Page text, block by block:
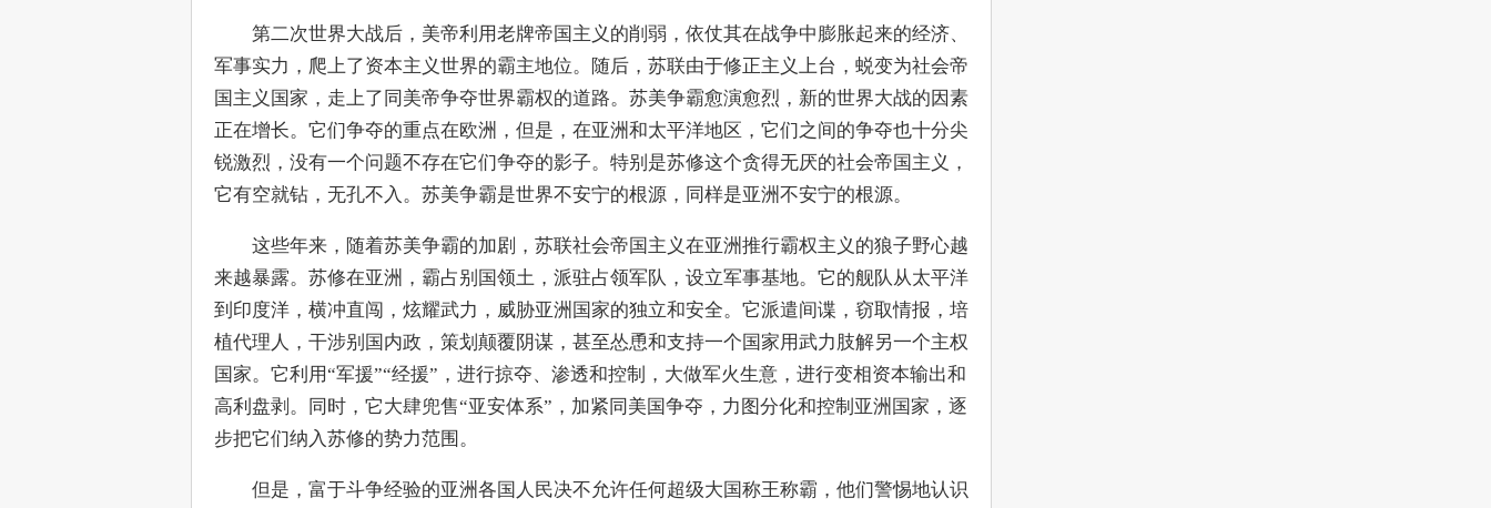
第二次世界大战后，美帝利用老牌帝国主义的削弱，依仗其在战争中膨胀起来的经济、
军事实力，爬上了资本主义世界的霸主地位。随后，苏联由于修正主义上台，蜕变为社会帝
国主义国家，走上了同美帝争夺世界霸权的道路。苏美争霸愈演愈烈，新的世界大战的因素
正在增长。它们争夺的重点在欧洲，但是，在亚洲和太平洋地区，它们之间的争夺也十分尖
锐激烈，没有一个问题不存在它们争夺的影子。特别是苏修这个贪得无厌的社会帝国主义，
它有空就钻，无孔不入。苏美争霸是世界不安宁的根源，同样是亚洲不安宁的根源。
这些年来，随着苏美争霸的加剧，苏联社会帝国主义在亚洲推行霸权主义的狼子野心越
来越暴露。苏修在亚洲，霸占别国领土，派驻占领军队，设立军事基地。它的舰队从太平洋
到印度洋，横冲直闯，炫耀武力，威胁亚洲国家的独立和安全。它派遣间谍，窃取情报，培
植代理人，干涉别国内政，策划颠覆阴谋，甚至怂恿和支持一个国家用武力肢解另一个主权
国家。它利用“军援”“经援”，进行掠夺、渗透和控制，大做军火生意，进行变相资本输出和
高利盘剥。同时，它大肆兜售“亚安体系”，加紧同美国争夺，力图分化和控制亚洲国家，逐
步把它们纳入苏修的势力范围。
但是，富于斗争经验的亚洲各国人民决不允许任何超级大国称王称霸，他们警惕地认识